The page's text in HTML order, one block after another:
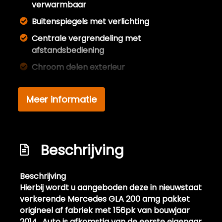
verwarmbaar
Buitenspiegels met verlichting
Centrale vergrendeling met
afstandsbediening
Chroom delen exterieur
Dimlichten automatisch
Full led verlichting
Koplampen adaptief
Koplampreiniging
Led dagrijverlichting
Meer informatie
Beschrijving
Beschrijving
Hierbij wordt u aangeboden deze in nieuwstaat
verkerende Mercedes GLA 200 amg pakket
origineel af fabriek met 156pk van bouwjaar